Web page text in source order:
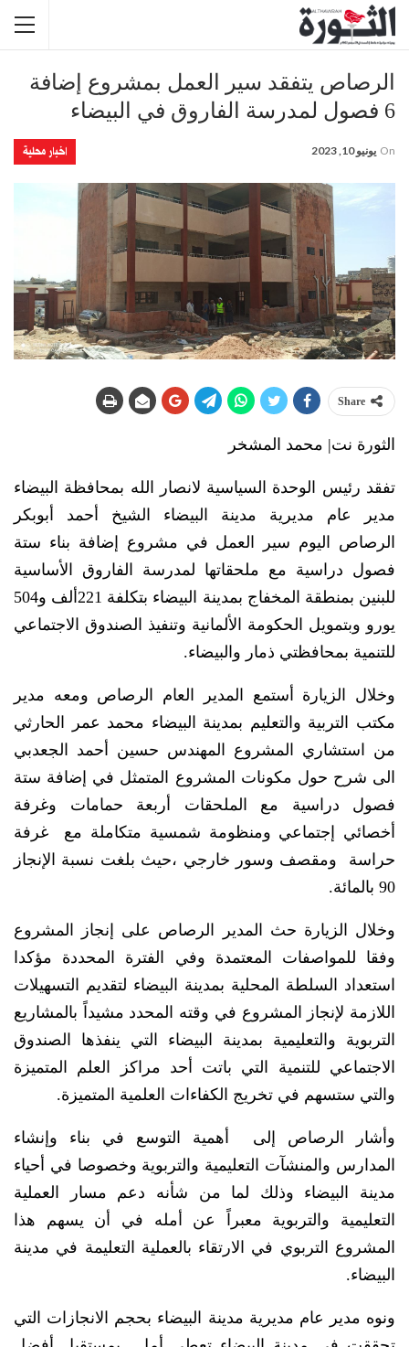
الرصاص يتفقد سير العمل بمشروع إضافة
6 فصول لمدرسة الفاروق في البيضاء
اخبار محلية On يونيو 10, 2023
Share
الثورة نت| محمد المشخر
تفقد رئيس الوحدة السياسية لانصار الله بمحافظة البيضاء
مدير عام مديرية مدينة البيضاء الشيخ أحمد أبوبكر
الرصاص اليوم سير العمل في مشروع إضافة بناء ستة
فصول دراسية مع ملحقاتها لمدرسة الفاروق الأساسية
للبنين بمنطقة المخفاج بمدينة البيضاء بتكلفة 221ألف و504
يورو وبتمويل الحكومة الألمانية وتنفيذ الصندوق الاجتماعي
للتنمية بمحافظتي ذمار والبيضاء.
وخلال الزيارة أستمع المدير العام الرصاص ومعه مدير
مكتب التربية والتعليم بمدينة البيضاء محمد عمر الحارثي
من استشاري المشروع المهندس حسين أحمد الجعدبي
الى شرح حول مكونات المشروع المتمثل في إضافة ستة
فصول دراسية مع الملحقات أربعة حمامات وغرفة
أخصائي إجتماعي ومنظومة شمسية متكاملة مع غرفة
حراسة ومقصف وسور خارجي ،حيث بلغت نسبة الإنجاز
90 بالمائة.
وخلال الزيارة حث المدير الرصاص على إنجاز المشروع
وفقا للمواصفات المعتمدة وفي الفترة المحددة مؤكدا
استعداد السلطة المحلية بمدينة البيضاء لتقديم التسهيلات
اللازمة لإنجاز المشروع في وقته المحدد مشيداً بالمشاريع
التربوية والتعليمية بمدينة البيضاء التي ينفذها الصندوق
الاجتماعي للتنمية التي باتت أحد مراكز العلم المتميزة
والتي ستسهم في تخريج الكفاءات العلمية المتميزة.
وأشار الرصاص إلى أهمية التوسع في بناء وإنشاء
المدارس والمنشآت التعليمية والتربوية وخصوصا في أحياء
مدينة البيضاء وذلك لما من شأنه دعم مسار العملية
التعليمية والتربوية معبراً عن أمله في أن يسهم هذا
المشروع التربوي في الارتقاء بالعملية التعليمة في مدينة
البيضاء.
ونوه مدير عام مديرية مدينة البيضاء بحجم الانجازات التي